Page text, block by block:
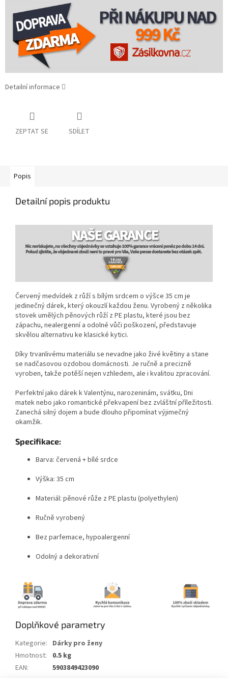
Detailní informace
ZEPTAT SE SDÍLET
Popis
Detailní popis produktu
Červený medvídek z růží s bílým srdcem o výšce 35 cm je
jedinečný dárek, který okouzlí každou ženu. Vyrobený z několika
stovek umělých pěnových růží z PE plastu, které jsou bez
zápachu, nealergenní a odolné vůči poškození, představuje
skvělou alternativu ke klasické kytici.
Díky trvanlivému materiálu se nevadne jako živé květiny a stane
se nadčasovou ozdobou domácnosti. Je ručně a precizně
vyroben, takže potěší nejen vzhledem, ale i kvalitou zpracování.
Perfektní jako dárek k Valentýnu, narozeninám, svátku, Dni
matek nebo jako romantické překvapení bez zvláštní příležitosti.
Zanechá silný dojem a bude dlouho připomínat výjimečný
okamžik.
Specifikace:
Barva: červená + bílé srdce
Výška: 35 cm
Materiál: pěnové růže z PE plastu (polyethylen)
Ručně vyrobený
Bez parfemace, hypoalergenní
Odolný a dekorativní
Doplňkové parametry
Kategorie: Dárky pro ženy
Hmotnost:
0.5 kg
EAN: 5903849423090